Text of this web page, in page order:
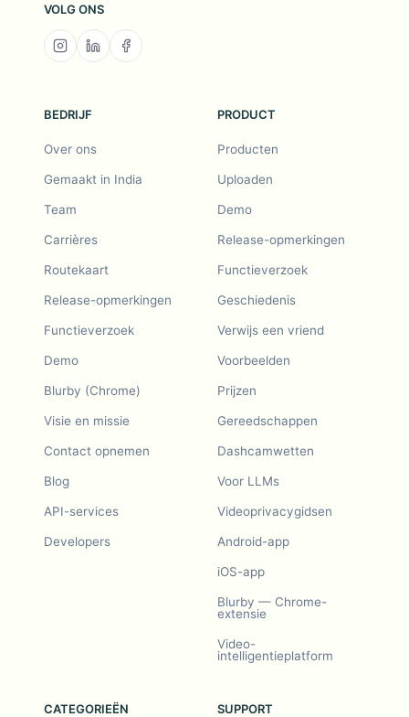
VOLG ONS
BEDRIJF
Over ons
Gemaakt in India
Team
Carrières
Routekaart
Release-opmerkingen
Functieverzoek
Demo
Blurby (Chrome)
Visie en missie
Contact opnemen
Blog
API-services
Developers
PRODUCT
Producten
Uploaden
Demo
Release-opmerkingen
Functieverzoek
Geschiedenis
Verwijs een vriend
Voorbeelden
Prijzen
Gereedschappen
Dashcamwetten
Voor LLMs
Videoprivacygidsen
Android-app
iOS-app
Blurby — Chrome-
extensie
Video-
intelligentieplatform
CATEGORIEËN SUPPORT